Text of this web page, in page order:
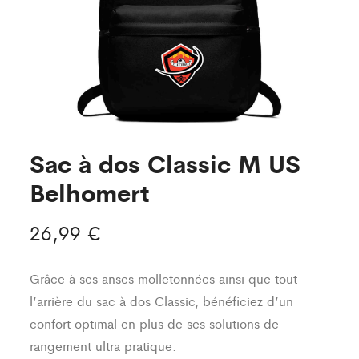
Sac à dos Classic M US
Belhomert
26,99 €
Grâce à ses anses molletonnées ainsi que tout
l’arrière du sac à dos Classic, bénéficiez d’un
confort optimal en plus de ses solutions de
rangement ultra pratique.